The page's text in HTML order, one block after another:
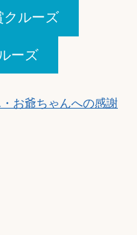
クルーズ
ーズ
お爺ちゃんへの感謝